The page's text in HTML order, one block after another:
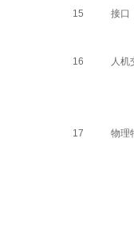
15 接口
16 人机
17 物理